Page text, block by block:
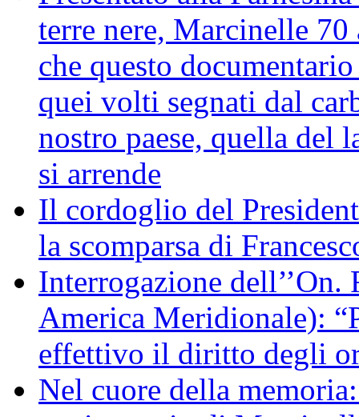
terre nere, Marcinelle
che questo
quei volti segnati dal
nostro paese, quella del
si arrende
Il cordoglio del
la scomparsa di
Interrogazione
America Meridionale):
effettivo il diritto degli
Nel cuore della